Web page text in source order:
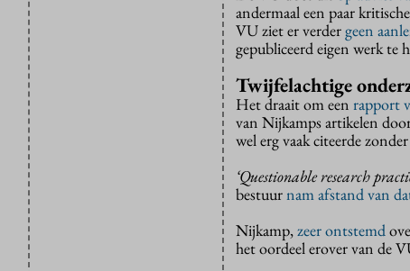
andermaal een paar
VU ziet er verdergeen
gepubliceerd eigen werk te
Twijfelachtige
Het draait om een rapport
van Nijkamps artikelen
wel erg vaak citeerde
‘Questionable research
bestuurnam afstand van
Nijkamp,zeer ontstemd
het oordeel erover van de